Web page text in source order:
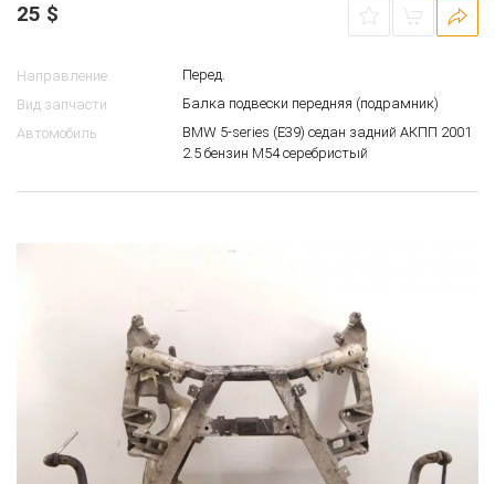
25 $
Направление
Перед.
Вид запчасти
Балка подвески передняя (подрамник)
Автомобиль
BMW 5-series (E39) седан задний АКПП 2001
2.5 бензин M54 серебристый